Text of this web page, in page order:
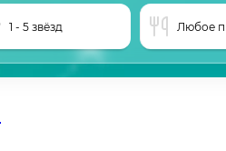
1 - 5 звёзд Любое